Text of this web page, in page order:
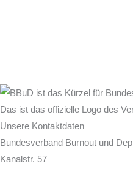
Unsere Kontaktdaten
Bundesverband Burnout und
Kanalstr. 57